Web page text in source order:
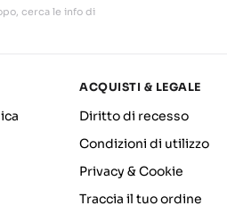
cerca le info di
ACQUISTI & LEGALE
Diritto di recesso
Condizioni di utilizzo
Privacy & Cookie
Traccia il tuo ordine